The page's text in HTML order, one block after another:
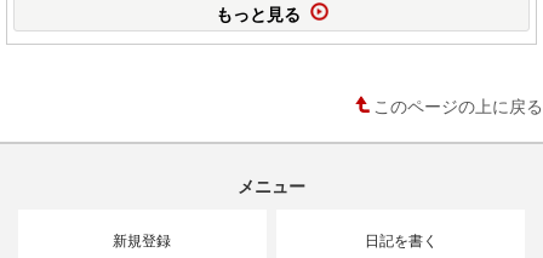
もっと見る
このページの上に戻る
メニュー
新規登録 日記を書く